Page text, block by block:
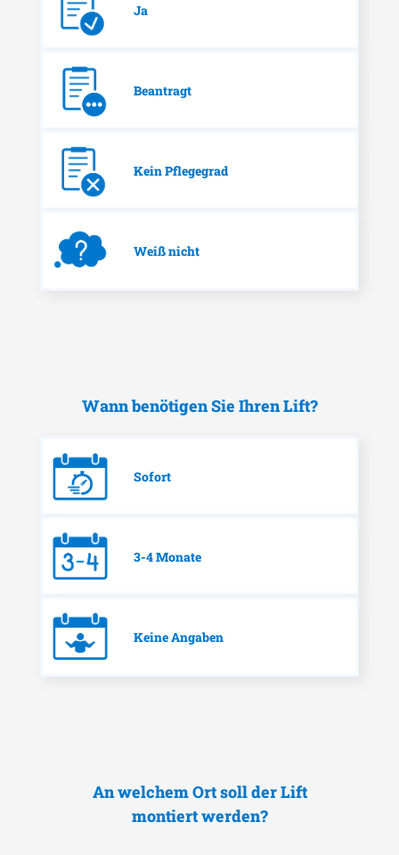
Ja
Beantragt
Kein Pflegegrad
Weiß nicht
Wann benötigen Sie Ihren Lift?
Sofort
3-4 Monate
Keine Angaben
An welchem Ort soll der Lift
montiert werden?